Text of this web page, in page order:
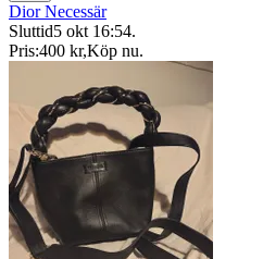
Dior Necessär
Sluttid5 okt 16:54.
Pris:400 kr,Köp nu.